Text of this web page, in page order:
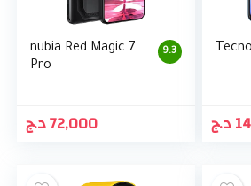
9.3
nubia Red Magic 7
Pro
72,000د.ج د.ج